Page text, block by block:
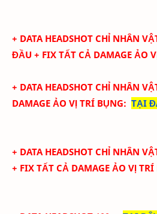
+ DATA HEADSHOT CHỈ NHÂN
ĐẦU + FIX TẤT CẢ DAMAGE ẢO
+ DATA HEADSHOT CHỈ NHÂN
DAMAGE ẢO VỊ TRÍ BỤNG: TẠI
+ DATA HEADSHOT CHỈ NHÂN
+ FIX TẤT CẢ DAMAGE ẢO VỊ TRÍ